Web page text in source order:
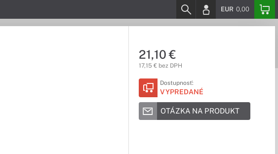
EUR 0,00
21,10 €
17,15 € bez DPH
Dostupnosť:
VYPREDANÉ
OTÁZKA NA PRODUKT